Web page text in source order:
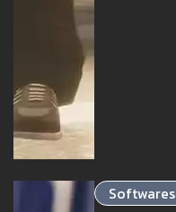
Softwares